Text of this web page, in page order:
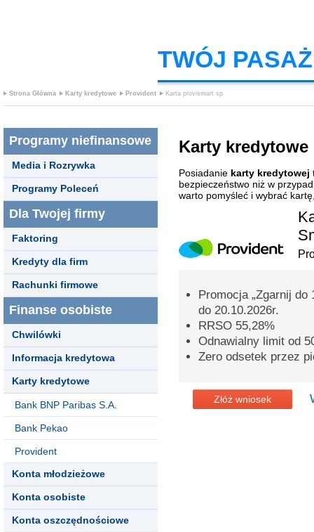
TWÓJ
Strona Główna Karty kredytowe Provident Karta provismart sp
Programy niefinansowe
Media i Rozrywka
Programy Poleceń
Dla Twojej firmy
Faktoring
Kredyty dla firm
Rachunki firmowe
Finanse osobiste
Chwilówki
Informacja kredytowa
Karty kredytowe
Bank BNP Paribas S.A.
Bank Pekao
Provident
Konta młodzieżowe
Konta osobiste
Konta oszczędnościowe
Karty kredytowe
Posiadanie karty kredytowej
bezpieczeństwo niż w
warto pomyśleć i wybrać
Promocja „Zgarnij do
do 20.10.2026r.
RRSO 55,28%
Odnawialny limit od
Zero odsetek przez
Złóż wniosek